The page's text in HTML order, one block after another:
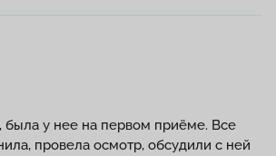
была у нее на первом приёме. Все
провела осмотр, обсудили с ней